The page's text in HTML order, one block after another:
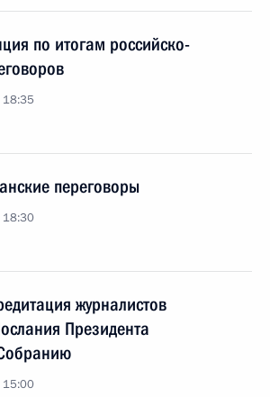
по итогам российско-
18:35
переговоры
18:30
журналистов
Президента
15:00